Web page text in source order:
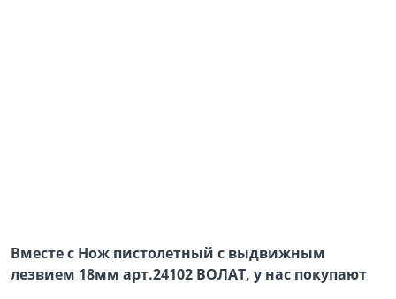
Вместе с Нож пистолетный с выдвижным
лезвием 18мм арт.24102 ВОЛАТ, у нас покупают